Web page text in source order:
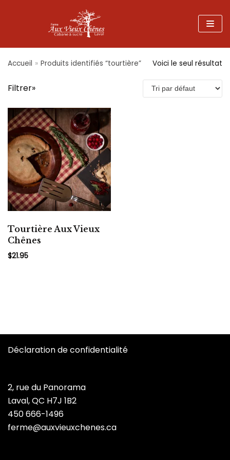
Accueil » Produits identifiés “tourtière” Voici le seul résultat
Filtrer»
Tourtière Aux Vieux
Chênes
$21.95
Déclaration de confidentialité
2, rue du Panorama
Laval, QC H7J 1B2
450 666-1496
ferme@auxvieuxchenes.ca